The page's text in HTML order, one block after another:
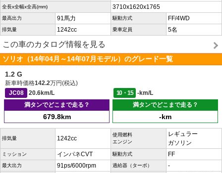
全長x全幅x全高(mm) 3710x1620x1765
最高出力 91馬力 駆動方式 FF/4WD
排気量 1242cc 乗車定員 5名
この車のカタログ情報を見る
ソリオ（14年04月～14年07月モデル）のグレード一覧
1.2 G
新車時価格142.2万円(税込)
JC08
20.6km/L 10・15
-km/L
満タンでどこまで走る？
679.8km
満タンでどこまで走る？
-km
排気量 1242cc
使用燃料
エンジン
レギュラー
ガソリン
ミッション インパネCVT 駆動方式 FF
最大出力 91ps/6000rpm 過給器（ターボ） -